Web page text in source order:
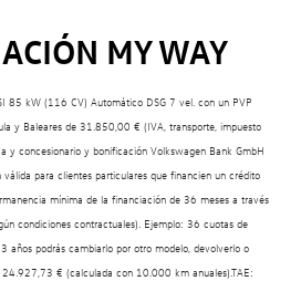
MY WAY
85 kW (116 CV) Automático DSG 7 vel. con un PVP
y Baleares de 31.850,00 € (IVA, transporte, impuesto
y concesionario y bonificación Volkswagen Bank GmbH
para clientes particulares que financien un crédito
mínima de la financiación de 36 meses a través
condiciones contractuales). Ejemplo: 36 cuotas de
años podrás cambiarlo por otro modelo, devolverlo o
€ (calculada con 10.000 km anuales).TAE: